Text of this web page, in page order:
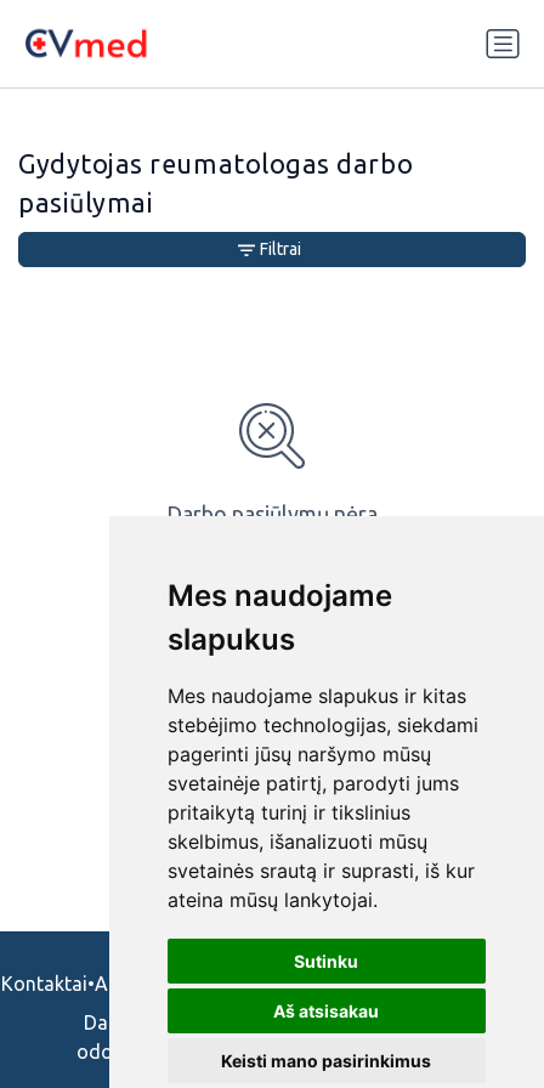
Mes naudojame
slapukus
Mes naudojame slapukus ir kitas
stebėjimo technologijas, siekdami
pagerinti jūsų naršymo mūsų
svetainėje patirtį, parodyti jums
pritaikytą turinį ir tikslinius
skelbimus, išanalizuoti mūsų
svetainės srautą ir suprasti, iš kur
ateina mūsų lankytojai.
Sutinku
Aš atsisakau
Keisti mano pasirinkimus
Gydytojas reumatologas darbo
pasiūlymai
Darbo pasiūlymų nėra
Filtrai
Kontaktai•Apie mus•Naudojimosi taisykės•Privatumo politika
Darbo skelbimai ir pasiūlymai: gydytojams,
odontologams, slaugytojams, veterinarams,